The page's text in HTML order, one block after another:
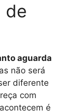
de
aguarda
não será
diferente
com
é